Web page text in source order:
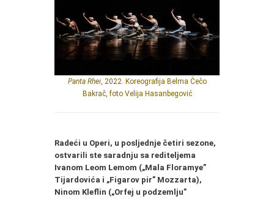
Panta Rhei, 2022. Koreografija Belma Čečo
Bakrač, foto Velija Hasanbegović
Radeći u Operi, u posljednje četiri sezone,
ostvarili ste saradnju sa rediteljema
Ivanom Leom Lemom („Mala Floramye”
Tijardovića i „Figarov pir” Mozzarta),
Ninom Kleflin („Orfej u podzemlju”